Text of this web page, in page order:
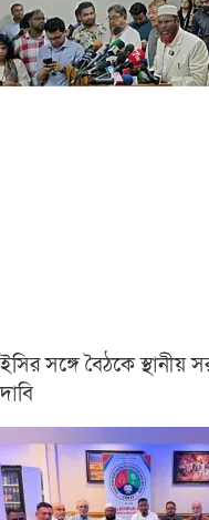
ইসির সঙ্গে বৈঠকে স্থানীয়
দাবি